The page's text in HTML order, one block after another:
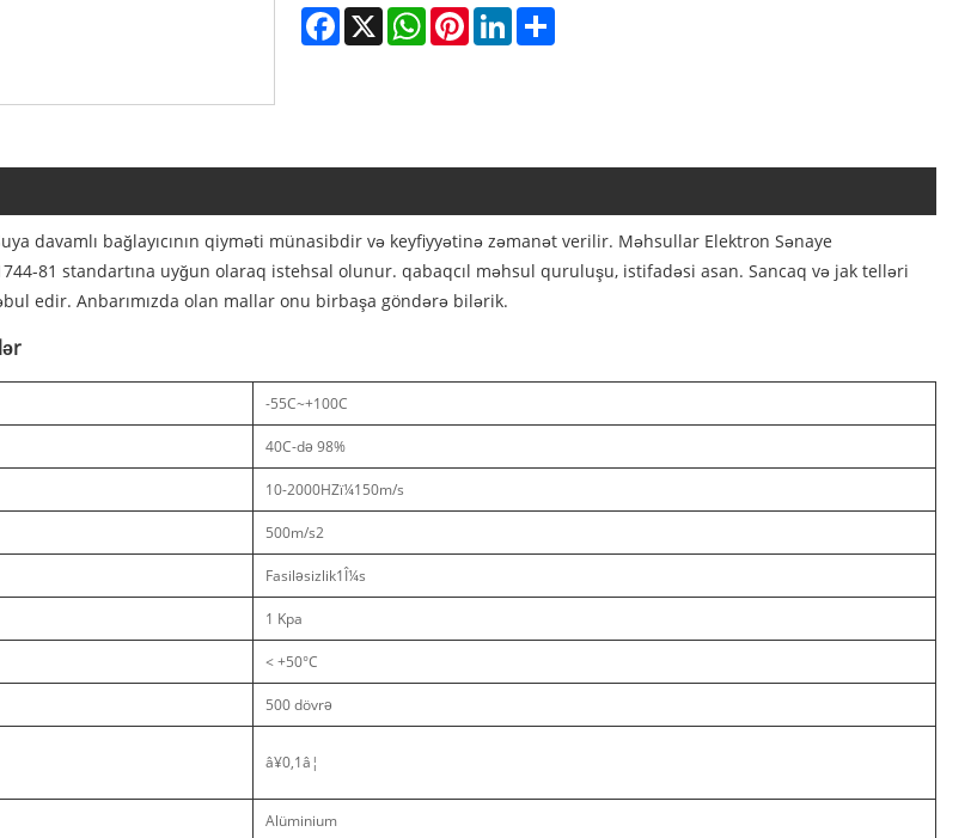
Facebook
X WhatsApp
PinterestLinkedIn
davamlı bağlayıcının qiyməti münasibdir və keyfiyyətinə zəmanət verilir. Məhsullar Elektron Sənaye
81 standartına uyğun olaraq istehsal olunur. qabaqcıl məhsul quruluşu, istifadəsi asan. Sancaq və jak telləri
edir. Anbarımızda olan mallar onu birbaşa göndərə bilərik.
-55C~+100C
40C-də 98%
10-2000HZï¼150m/s
500m/s2
Fasiləsizlik1Î¼s
1 Kpa
< +50°C
500 dövrə
â¥0,1â¦
Alüminium